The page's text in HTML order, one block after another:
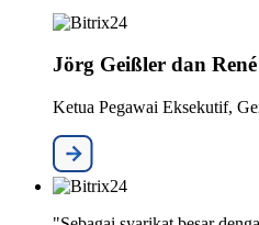
Jörg Geißler dan
Ketua Pegawai Eksekutif,